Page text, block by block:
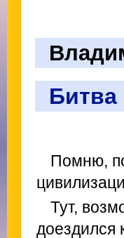
Битва
Помню,
Тут,
доездился